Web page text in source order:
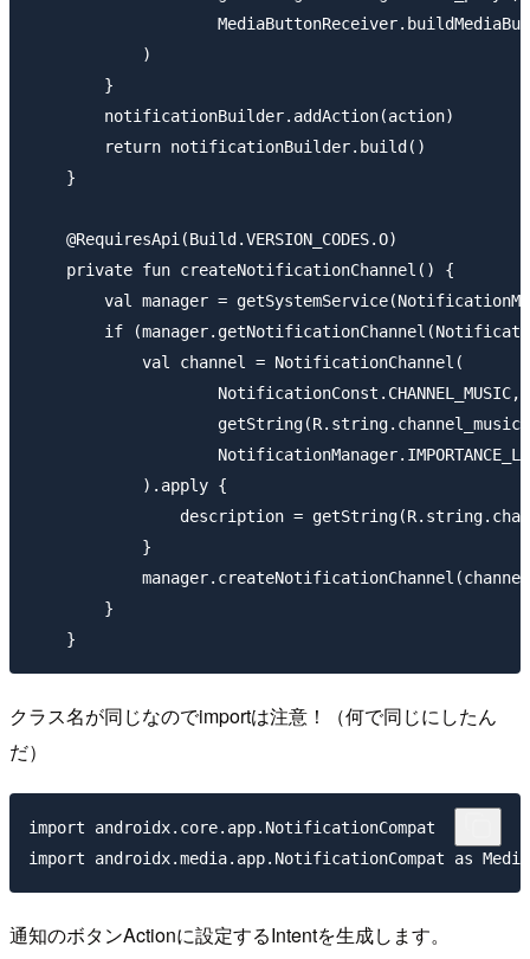
            )
        }
        notificationBuilder.addAction(action)
        return notificationBuilder.build()
    }
    @RequiresApi(Build.VERSION_CODES.O)
    private fun createNotificationChannel() {
val manager =
if
            val channel = NotificationChannel(
                    NotificationConst.CHANNEL_MUSIC,
            ).apply {
description =
            }
        }
クラス名が同じなのでimportは注意！（何で同じにしたん
だ）
import androidx.core.app.NotificationCompat
通知のボタンActionに設定するIntentを生成します。